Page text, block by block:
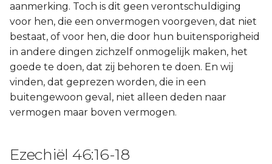
aanmerking. Toch is dit geen verontschuldiging
voor hen, die een onvermogen voorgeven, dat niet
bestaat, of voor hen, die door hun buitensporigheid
in andere dingen zichzelf onmogelijk maken, het
goede te doen, dat zij behoren te doen. En wij
vinden, dat geprezen worden, die in een
buitengewoon geval, niet alleen deden naar
vermogen maar boven vermogen.
Ezechiël 46:16-18